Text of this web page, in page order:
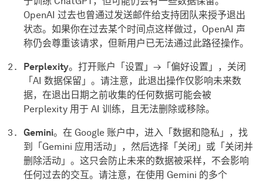
OpenAI 过去也曾通过发送邮件给支持团队来授予退出
状态。如果你在过去某个时间点这样做过，OpenAI 声
称仍会尊重该请求，但新用户已无法通过此路径操作。
Perplexity。打开账户「设置」→「偏好设置」，关闭
「AI 数据保留」。请注意，此退出操作仅影响未来数
据，在退出日期之前收集的任何数据可能会被
Perplexity 用于 AI 训练，且无法删除或移除。
Gemini。在 Google 账户中，进入「数据和隐私」，找
到「Gemini 应用活动」，然后选择「关闭」或「关闭并
删除活动」。这只会防止未来的数据被采样，不会影响
任何过去的交互。请注意，在使用 Gemini 的多个